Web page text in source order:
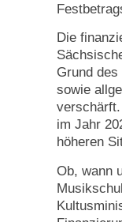
Die
Grund des
sowie
im Jahr
höheren
Ob, wann